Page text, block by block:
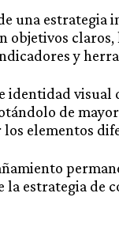
una estrategia
objetivos
y
identidad
de
elementos
la estrategia de